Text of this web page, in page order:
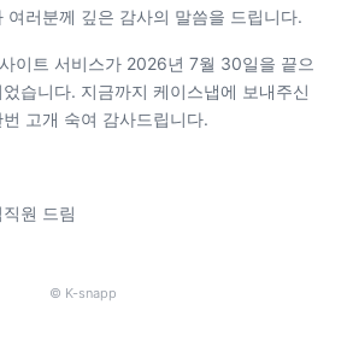
여러분께 깊은 감사의 말씀을 드립니다.
이트 서비스가 2026년 7월 30일을 끝으
습니다. 지금까지 케이스냅에 보내주신
고개 숙여 감사드립니다.
원 드림
© K-snapp